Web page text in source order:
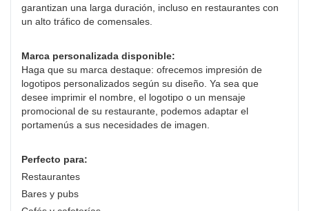
garantizan una larga duración, incluso en restaurantes con
un alto tráfico de comensales.
Marca personalizada disponible:
Haga que su marca destaque: ofrecemos impresión de
logotipos personalizados según su diseño. Ya sea que
desee imprimir el nombre, el logotipo o un mensaje
promocional de su restaurante, podemos adaptar el
portamenús a sus necesidades de imagen.
Perfecto para:
Restaurantes
Bares y pubs